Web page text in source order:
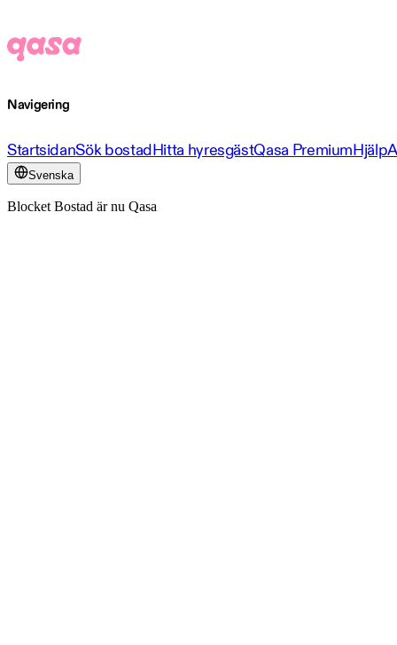
Navigering
StartsidanSök bostadHitta hyresgästQasa PremiumHjälp
Svenska
Blocket Bostad är nu Qasa